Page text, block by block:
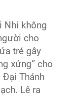
Nhi không
cho
trẻ gây
xứng” cho
Đại Thánh
Lê ra